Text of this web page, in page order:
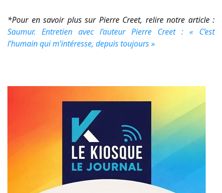
*Pour en savoir plus sur Pierre Creet, relire notre article :
Saumur. Entretien avec l’auteur Pierre Creet : « C’est
l’humain qui m’intéresse, depuis toujours »